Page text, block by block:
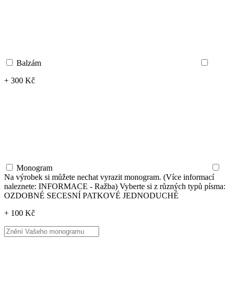
Balzám
+ 300 Kč
Monogram
Na výrobek si můžete nechat vyrazit monogram. (Více informací
naleznete: INFORMACE - Ražba) Vyberte si z různých typů písma:
OZDOBNÉ SECESNÍ PATKOVÉ JEDNODUCHÉ
+ 100 Kč